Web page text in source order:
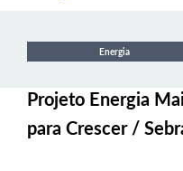
Energia
Projeto Energia
para Crescer /